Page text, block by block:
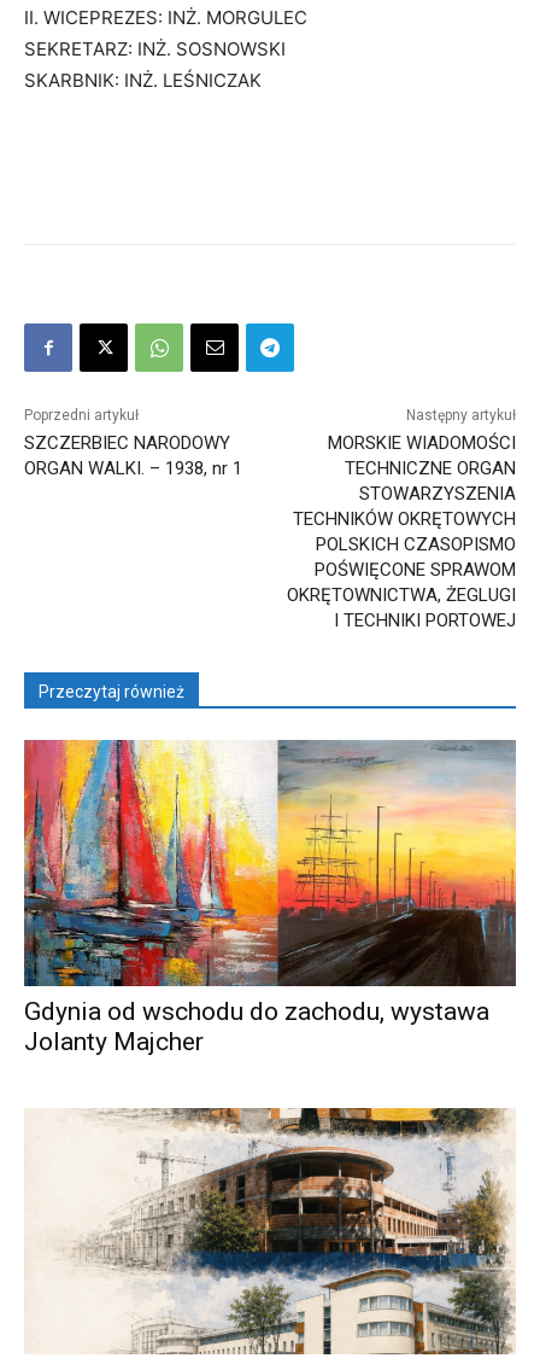
II. WICEPREZES: INŻ. MORGULEC
SEKRETARZ: INŻ. SOSNOWSKI
SKARBNIK: INŻ. LEŚNICZAK
Poprzedni artykuł
SZCZERBIEC NARODOWY
ORGAN WALKI. – 1938, nr 1
Następny artykuł
MORSKIE WIADOMOŚCI
TECHNICZNE ORGAN
STOWARZYSZENIA
TECHNIKÓW OKRĘTOWYCH
POLSKICH CZASOPISMO
POŚWIĘCONE SPRAWOM
OKRĘTOWNICTWA, ŻEGLUGI
I TECHNIKI PORTOWEJ
Przeczytaj również
Gdynia od wschodu do zachodu, wystawa
Jolanty Majcher